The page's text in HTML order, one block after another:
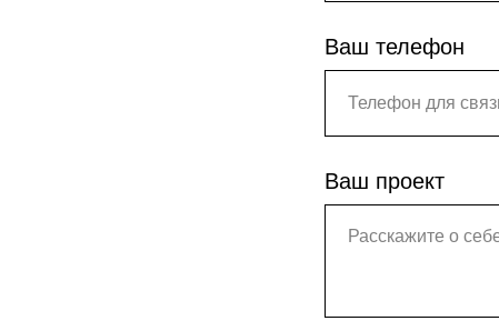
Ваш телефон
Ваш проект